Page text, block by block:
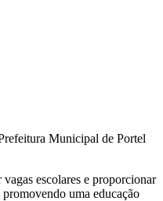
Municipal de Portel
escolares e proporcionar
uma educação